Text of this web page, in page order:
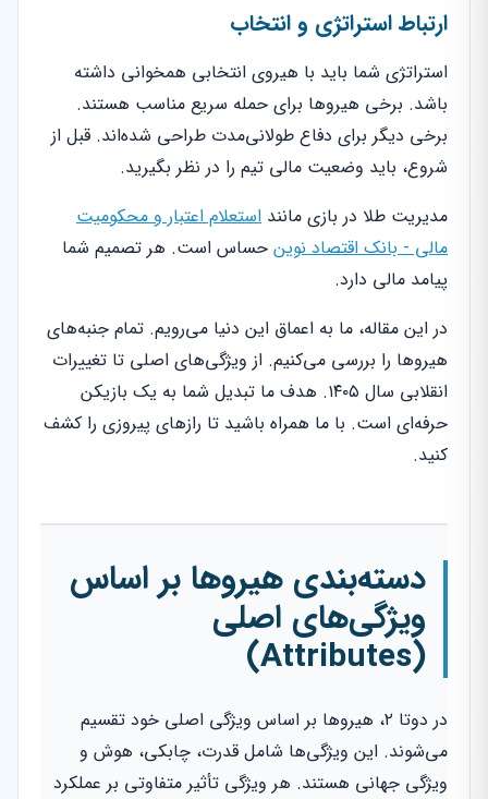
ارتباط استراتژی و انتخاب
استراتژی شما باید با هیروی انتخابی همخوانی داشته
باشد. برخی هیروها برای حمله سریع مناسب هستند.
برخی دیگر برای دفاع طولانی‌مدت طراحی شده‌اند. قبل از
شروع، باید وضعیت مالی تیم را در نظر بگیرید.
مدیریت طلا در بازی مانند استعلام اعتبار و محکومیت
مالی - بانک اقتصاد نوین حساس است. هر تصمیم شما
پیامد مالی دارد.
در این مقاله، ما به اعماق این دنیا می‌رویم. تمام جنبه‌های
هیروها را بررسی می‌کنیم. از ویژگی‌های اصلی تا تغییرات
انقلابی سال ۱۴۰۵. هدف ما تبدیل شما به یک بازیکن
حرفه‌ای است. با ما همراه باشید تا رازهای پیروزی را کشف
کنید.
دسته‌بندی هیروها بر اساس
ویژگی‌های اصلی
(Attributes)
در دوتا ۲، هیروها بر اساس ویژگی اصلی خود تقسیم
می‌شوند. این ویژگی‌ها شامل قدرت، چابکی، هوش و
ویژگی جهانی هستند. هر ویژگی تأثیر متفاوتی بر عملکرد